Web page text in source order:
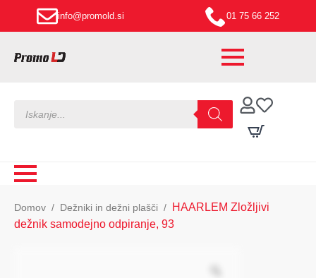
info@promold.si 01 75 66 252
search
Domov Dežniki in dežni plašči
HAARLEM Zložljivi
dežnik samodejno odpiranje, 93